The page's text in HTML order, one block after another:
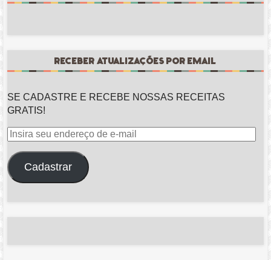
RECEBER ATUALIZAÇÕES POR EMAIL
SE CADASTRE E RECEBE NOSSAS RECEITAS
GRATIS!
Insira
endereço
de
Cadastrar